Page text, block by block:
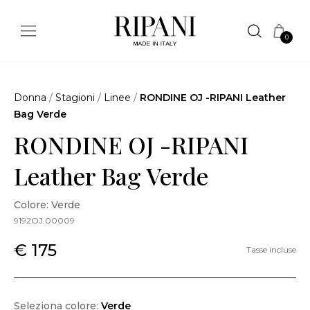
0
Donna / Stagioni / Linee / RONDINE OJ -RIPANI Leather
Bag Verde
RONDINE OJ -RIPANI
Leather Bag Verde
Colore: Verde
9192OJ.00009
€ 175 Tasse incluse
Seleziona colore: Verde